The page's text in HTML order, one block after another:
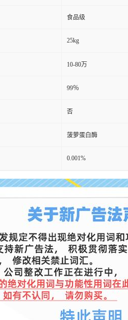
食品级
25kg
10-80万
99％
否
菠萝蛋白酶
0.001%